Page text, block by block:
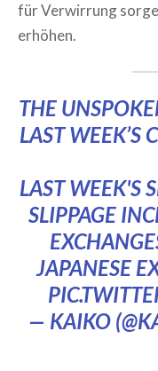
für Verwirrung
erhöhen.
THE
LAST WEEK’S
LAST WEEK'S
SLIPPAGE
JAPANESE
— KAIKO